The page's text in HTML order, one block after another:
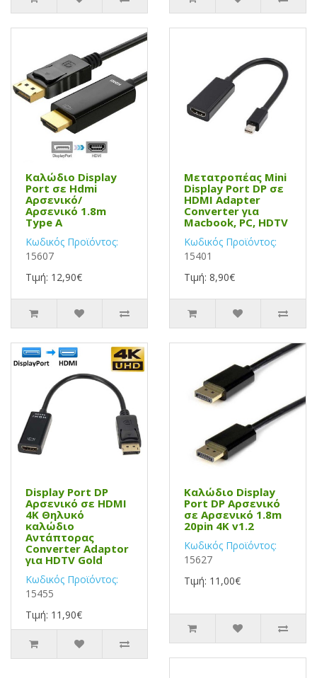
Καλώδιο Display
Port σε Hdmi
Αρσενικό/
Αρσενικό 1.8m
Type A
Κωδικός Προϊόντος:
15607
Τιμή: 12,90€
Μετατροπέας Mini
Display Port DP σε
HDMI Adapter
Converter για
Macbook, PC, HDTV
Κωδικός Προϊόντος:
15401
Τιμή: 8,90€
Display Port DP
Αρσενικό σε HDMI
4K Θηλυκό
καλώδιο
Αντάπτορας
Converter Adaptor
για HDTV Gold
Κωδικός Προϊόντος:
15455
Τιμή: 11,90€
Καλώδιο Display
Port DP Αρσενικό
σε Αρσενικό 1.8m
20pin 4K v1.2
Κωδικός Προϊόντος:
15627
Τιμή: 11,00€